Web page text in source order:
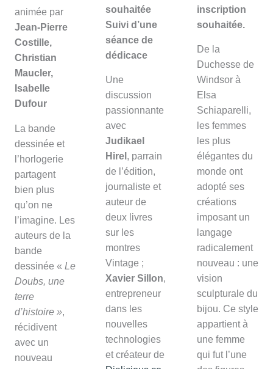
animée par
Jean-Pierre
Costille,
Christian
Maucler,
Isabelle
Dufour
La bande
dessinée et
l’horlogerie
partagent
bien plus
qu’on ne
l’imagine. Les
auteurs de la
bande
dessinée « Le
Doubs, une
terre
d’histoire »,
récidivent
avec un
nouveau
souhaitée
Suivi d’une
séance de
dédicace
Une
discussion
passionnante
avec
Judikael
Hirel , parrain
de l’édition,
journaliste et
auteur de
deux livres
sur les
montres
Vintage ;
Xavier Sillon,
entrepreneur
dans les
nouvelles
technologies
et créateur de
inscription
souhaitée.
De la
Duchesse de
Windsor à
Elsa
Schiaparelli,
les femmes
les plus
élégantes du
monde ont
adopté ses
créations
imposant un
langage
radicalement
nouveau : une
vision
sculpturale du
bijou. Ce style
appartient à
une femme
qui fut l’une